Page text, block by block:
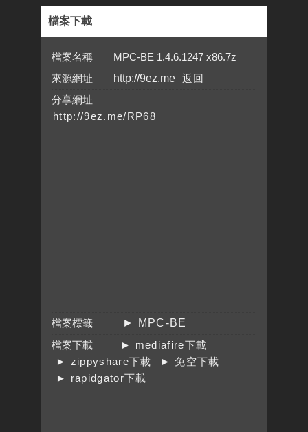
檔案下載
檔案名稱 MPC-BE 1.4.6.1247 x86.7z
來源網址
http://9ez.me
分享網址
檔案標籤
► MPC-BE
檔案下載